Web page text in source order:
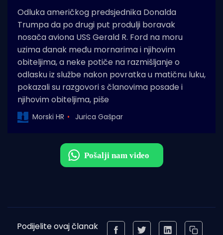
Odluka američkog predsjednika Donalda
Trumpa da po drugi put produlji boravak
nosača aviona USS Gerald R. Ford na moru
uzima danak među mornarima i njihovim
obiteljima, a neke potiče na razmišljanje o
odlasku iz službe nakon povratka u matičnu luku,
pokazali su razgovori s članovima posade i
njihovim obiteljima, piše
Morski HR Jurica Gašpar
Podijelite ovaj članak